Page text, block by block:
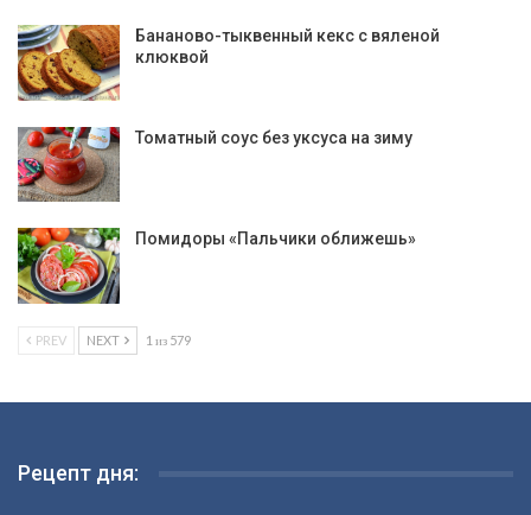
Бананово-тыквенный кекс с вяленой
клюквой
Томатный соус без уксуса на зиму
Помидоры «Пальчики оближешь»
PREV NEXT 1 из 579
Рецепт дня: